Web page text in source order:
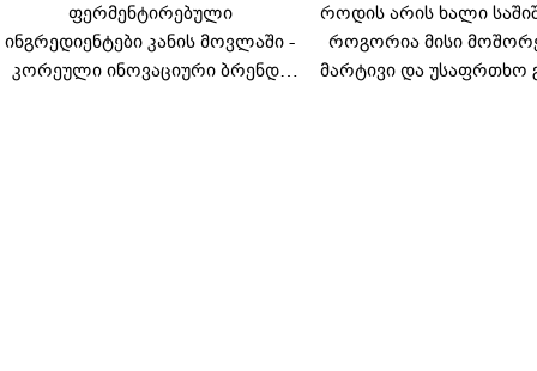
ფერმენტირებული
ინგრედიენტები კანის მოვლაში -
კორეული ინოვაციური ბრენდი
როდის არის ხალი
როგორია მისი
მარტივი და უსაფრთხო